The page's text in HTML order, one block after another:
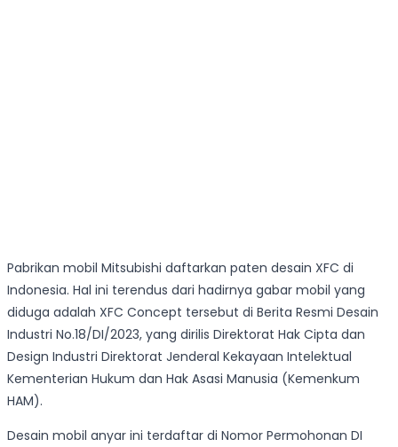
Pabrikan mobil Mitsubishi daftarkan paten desain XFC di
Indonesia. Hal ini terendus dari hadirnya gabar mobil yang
diduga adalah XFC Concept tersebut di Berita Resmi Desain
Industri No.18/DI/2023, yang dirilis Direktorat Hak Cipta dan
Design Industri Direktorat Jenderal Kekayaan Intelektual
Kementerian Hukum dan Hak Asasi Manusia (Kemenkum
HAM).
Desain mobil anyar ini terdaftar di Nomor Permohonan DI